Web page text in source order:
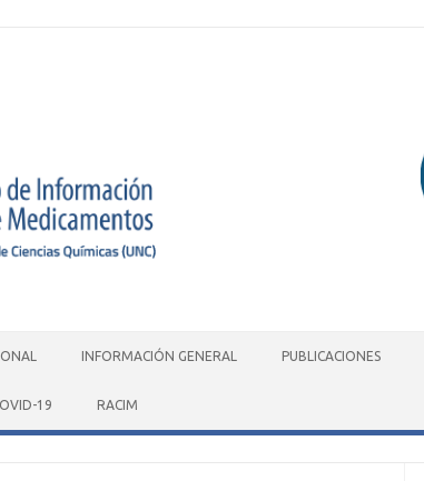
INFORMACIÓN GENERAL PUBLICACIONES
19 RACIM